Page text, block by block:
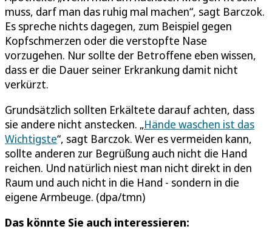
muss, darf man das ruhig mal machen“, sagt Barczok.
Es spreche nichts dagegen, zum Beispiel gegen
Kopfschmerzen oder die verstopfte Nase
vorzugehen. Nur sollte der Betroffene eben wissen,
dass er die Dauer seiner Erkrankung damit nicht
verkürzt.
Grundsätzlich sollten Erkältete darauf achten, dass
sie andere nicht anstecken. „Hände waschen ist das
Wichtigste“, sagt Barczok. Wer es vermeiden kann,
sollte anderen zur Begrüßung auch nicht die Hand
reichen. Und natürlich niest man nicht direkt in den
Raum und auch nicht in die Hand - sondern in die
eigene Armbeuge. (dpa/tmn)
Das könnte Sie auch interessieren: